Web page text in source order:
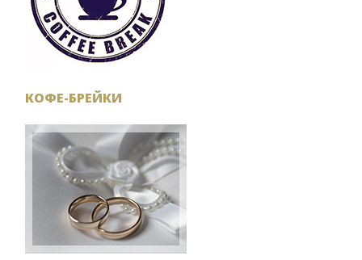
КОФЕ-БРЕЙКИ